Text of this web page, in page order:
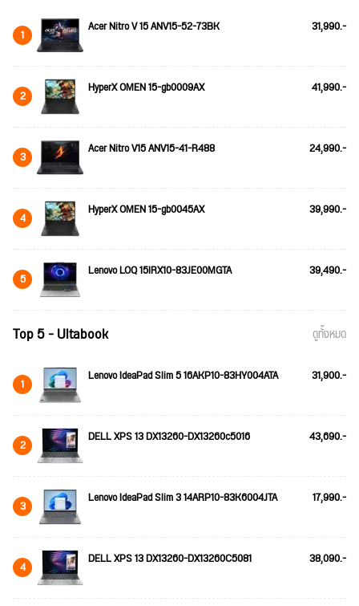
1 Acer Nitro V 15 ANV15-52-73BK 31,990.-
2 HyperX OMEN 15-gb0009AX 41,990.-
3 Acer Nitro V15 ANV15-41-R488 24,990.-
4 HyperX OMEN 15-gb0045AX 39,990.-
5 Lenovo LOQ 15IRX10-83JE00MGTA 39,490.-
Top 5 - Ultabook ดูทั้งหมด
1 Lenovo IdeaPad Slim 5 16AKP10-83HY004ATA 31,900.-
2 DELL XPS 13 DX13260-DX13260c5016 43,690.-
3 Lenovo IdeaPad Slim 3 14ARP10-83K6004JTA 17,990.-
4 DELL XPS 13 DX13260-DX13260C5081 38,090.-